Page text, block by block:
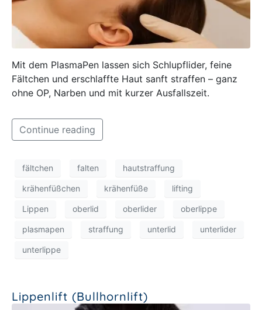
Mit dem PlasmaPen lassen sich Schlupflider, feine
Fältchen und erschlaffte Haut sanft straffen – ganz
ohne OP, Narben und mit kurzer Ausfallszeit.
Continue reading
fältchen falten hautstraffung
krähenfüßchen krähenfüße lifting
Lippen oberlid oberlider oberlippe
plasmapen straffung unterlid unterlider
unterlippe
Lippenlift (Bullhornlift)